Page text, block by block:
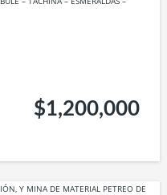
$1,200,000